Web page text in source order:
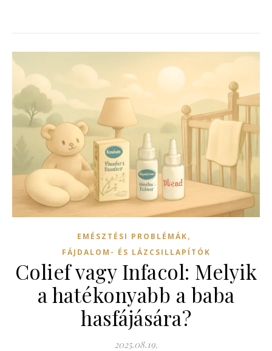
EMÉSZTÉSI PROBLÉMÁK,
FÁJDALOM- ÉS LÁZCSILLAPÍTÓK
Colief vagy Infacol: Melyik
a hatékonyabb a baba
hasfájására?
2025.08.19.